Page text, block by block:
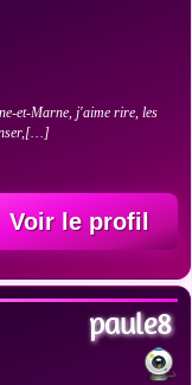
et-Marne, j'aime rire, les
Voir le profil
paule8